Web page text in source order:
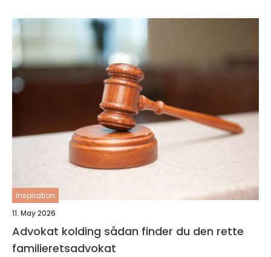
inspiration
11. May 2026
Advokat kolding sådan finder du den rette
familieretsadvokat